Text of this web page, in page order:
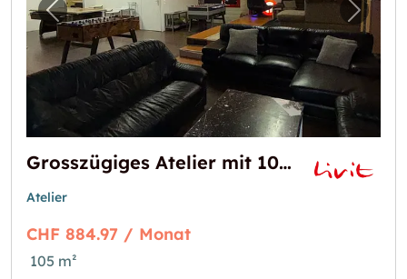
Vorheriges Bild für "Grosszügiges Atelier
Grosszügiges Atelier mit 105m2 in Gretzenbach zu vermieten
Atelier
CHF 884.97 / Monat
105 m²